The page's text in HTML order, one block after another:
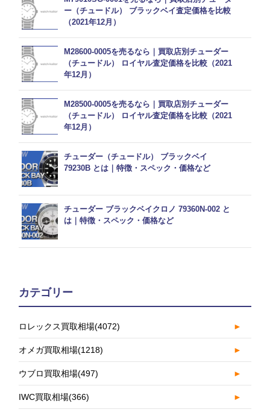
ー（チュードル） ブラックベイ査定価格を比較
（2021年12月）
M28600-0005を売るなら｜買取店別チューダー
（チュードル） ロイヤル査定価格を比較（2021
年12月）
M28500-0005を売るなら｜買取店別チューダー
（チュードル） ロイヤル査定価格を比較（2021
年12月）
チューダー（チュードル） ブラックベイ
79230B とは｜特徴・スペック・価格など
チューダー ブラックベイクロノ 79360N-002 と
は｜特徴・スペック・価格など
カテゴリー
ロレックス買取相場(4072) ►
オメガ買取相場(1218) ►
ウブロ買取相場(497) ►
IWC買取相場(366) ►